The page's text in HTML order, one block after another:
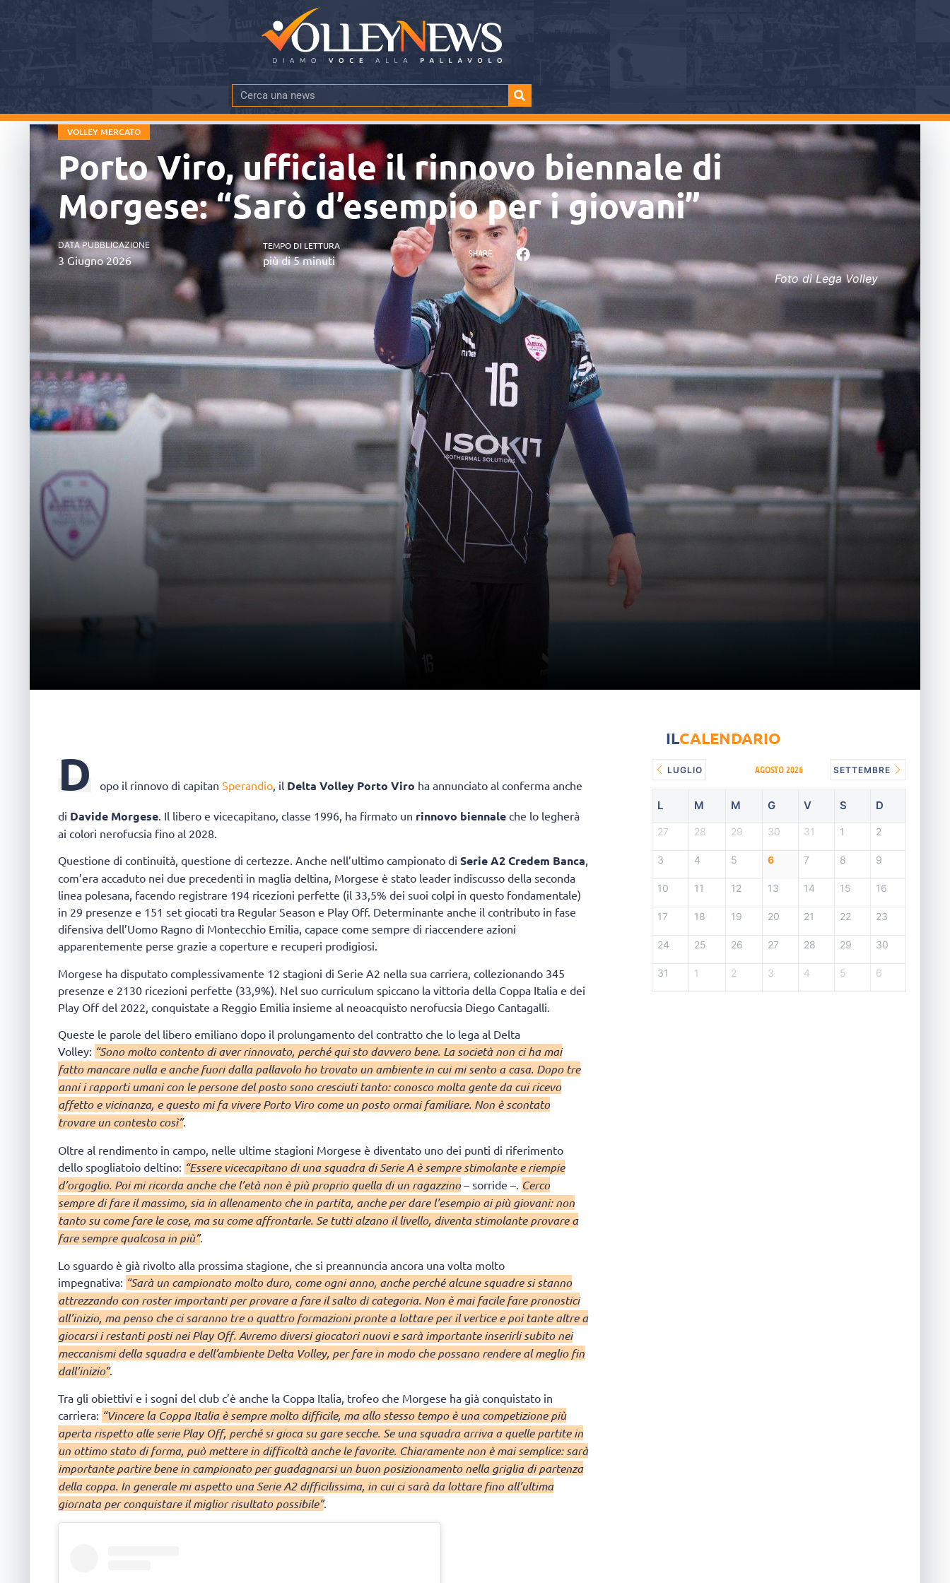
VOLLEY MERCATO
Porto Viro, ufficiale il rinnovo biennale di
Morgese: “Sarò d’esempio per i giovani”
DATA PUBBLICAZIONE
3 Giugno 2026
TEMPO DI LETTURA
più di 5 minuti SHARE
Foto di Lega Volley
D opo il rinnovo di capitan Sperandio , il Delta Volley Porto Viro ha annunciato al conferma anche
di Davide Morgese . Il libero e vicecapitano, classe 1996, ha firmato un rinnovo biennale che lo legherà
ai colori nerofucsia fino al 2028.
Questione di continuità, questione di certezze. Anche nell’ultimo campionato di Serie A2 Credem Banca,
com’era accaduto nei due precedenti in maglia deltina, Morgese è stato leader indiscusso della seconda
linea polesana, facendo registrare 194 ricezioni perfette (il 33,5% dei suoi colpi in questo fondamentale)
in 29 presenze e 151 set giocati tra Regular Season e Play Off. Determinante anche il contributo in fase
difensiva dell’Uomo Ragno di Montecchio Emilia, capace come sempre di riaccendere azioni
apparentemente perse grazie a coperture e recuperi prodigiosi.
Morgese ha disputato complessivamente 12 stagioni di Serie A2 nella sua carriera, collezionando 345
presenze e 2130 ricezioni perfette (33,9%). Nel suo curriculum spiccano la vittoria della Coppa Italia e dei
Play Off del 2022, conquistate a Reggio Emilia insieme al neoacquisto nerofucsia Diego Cantagalli.
Queste le parole del libero emiliano dopo il prolungamento del contratto che lo lega al Delta
Volley: “Sono molto contento di aver rinnovato, perché qui sto davvero bene. La società non ci ha mai
fatto mancare nulla e anche fuori dalla pallavolo ho trovato un ambiente in cui mi sento a casa. Dopo tre
anni i rapporti umani con le persone del posto sono cresciuti tanto: conosco molta gente da cui ricevo
affetto e vicinanza, e questo mi fa vivere Porto Viro come un posto ormai familiare. Non è scontato
trovare un contesto così”.
Oltre al rendimento in campo, nelle ultime stagioni Morgese è diventato uno dei punti di riferimento
dello spogliatoio deltino: “Essere vicecapitano di una squadra di Serie A è sempre stimolante e riempie
d’orgoglio. Poi mi ricorda anche che l’età non è più proprio quella di un ragazzino– sorride –. Cerco
sempre di fare il massimo, sia in allenamento che in partita, anche per dare l’esempio ai più giovani: non
tanto su come fare le cose, ma su come affrontarle. Se tutti alzano il livello, diventa stimolante provare a
fare sempre qualcosa in più”.
Lo sguardo è già rivolto alla prossima stagione, che si preannuncia ancora una volta molto
impegnativa: “Sarà un campionato molto duro, come ogni anno, anche perché alcune squadre si stanno
attrezzando con roster importanti per provare a fare il salto di categoria. Non è mai facile fare pronostici
all’inizio, ma penso che ci saranno tre o quattro formazioni pronte a lottare per il vertice e poi tante altre a
giocarsi i restanti posti nei Play Off. Avremo diversi giocatori nuovi e sarà importante inserirli subito nei
meccanismi della squadra e dell’ambiente Delta Volley, per fare in modo che possano rendere al meglio fin
dall’inizio”.
Tra gli obiettivi e i sogni del club c’è anche la Coppa Italia, trofeo che Morgese ha già conquistato in
carriera: “Vincere la Coppa Italia è sempre molto difficile, ma allo stesso tempo è una competizione più
aperta rispetto alle serie Play Off, perché si gioca su gare secche. Se una squadra arriva a quelle partite in
un ottimo stato di forma, può mettere in difficoltà anche le favorite. Chiaramente non è mai semplice: sarà
importante partire bene in campionato per guadagnarsi un buon posizionamento nella griglia di partenza
della coppa. In generale mi aspetto una Serie A2 difficilissima, in cui ci sarà da lottare fino all’ultima
giornata per conquistare il miglior risultato possibile”.
ILCALENDARIO
LUGLIO AGOSTO 2026 SETTEMBRE
L M M G V S D
27 28 29 30 31 1 2
3 4 5 6 7 8 9
10 11 12 13 14 15 16
17 18 19 20 21 22 23
24 25 26 27 28 29 30
31 1 2 3 4 5 6